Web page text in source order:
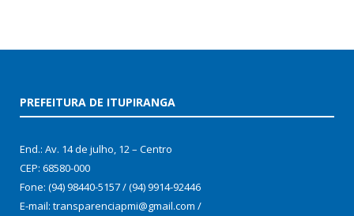
PREFEITURA DE ITUPIRANGA
End.: Av. 14 de julho, 12 – Centro
CEP: 68580-000
Fone: (94) 98440-5157 / (94) 9914-92446
E-mail: transparenciapmi@gmail.com /